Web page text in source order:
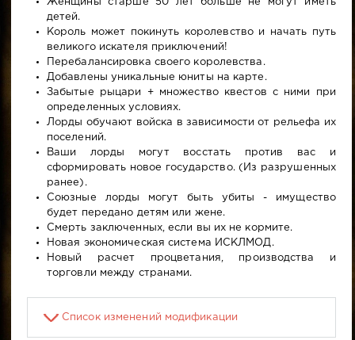
Женщины старше 50 лет больше не могут иметь
детей.
Король может покинуть королевство и начать путь
великого искателя приключений!
Перебалансировка своего королевства.
Добавлены уникальные юниты на карте.
Забытые рыцари + множество квестов с ними при
определенных условиях.
Лорды обучают войска в зависимости от рельефа их
поселений.
Ваши лорды могут восстать против вас и
сформировать новое государство. (Из разрушенных
ранее).
Союзные лорды могут быть убиты - имущество
будет передано детям или жене.
Смерть заключенных, если вы их не кормите.
Новая экономическая система ИСКЛМОД.
Новый расчет процветания, производства и
торговли между странами.
Список изменений модификации